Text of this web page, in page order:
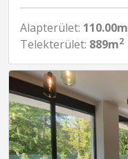
Alapterület: 110.00m
Telekterület: 889m2